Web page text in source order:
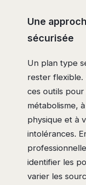
Une
sécurisée
Un plan type
rester flexible.
ces outils pour
métabolisme,
physique et à
intolérances.
identifier les
varier les